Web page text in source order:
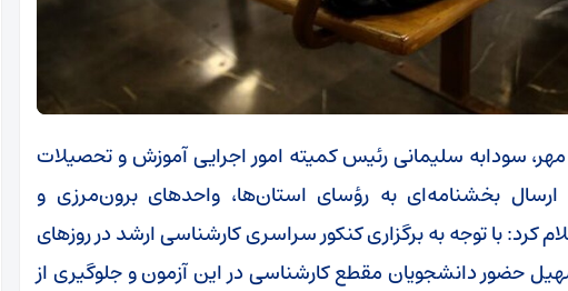
مهر، سودابه سلیمانی رئیس کمیته امور اجرایی آموزش و تحصیلات
ارسال بخشنامه‌ای به رؤسای استان‌ها، واحد‌های برون‌مرزی و
کرد: با توجه به برگزاری کنکور سراسری کارشناسی ارشد در روز‌های
و به‌منظور تسهیل حضور دانشجویان مقطع کارشناسی در این آزمون و جلوگیری از